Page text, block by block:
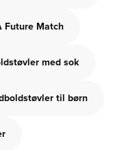
Future Match
med sok
til børn